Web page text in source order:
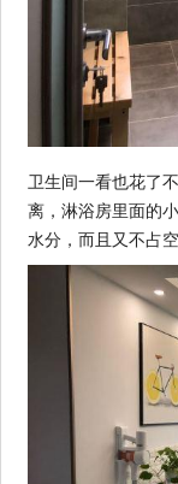
卫生间一看也花了
离，淋浴房里面的
水分，而且又不占空